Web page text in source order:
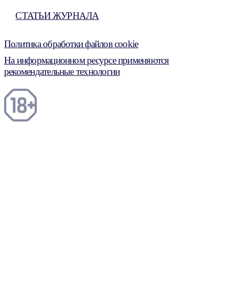
СТАТЬИ ЖУРНАЛА
Политика обработки файлов cookie
На информационном ресурсе применяются
рекомендательные технологии